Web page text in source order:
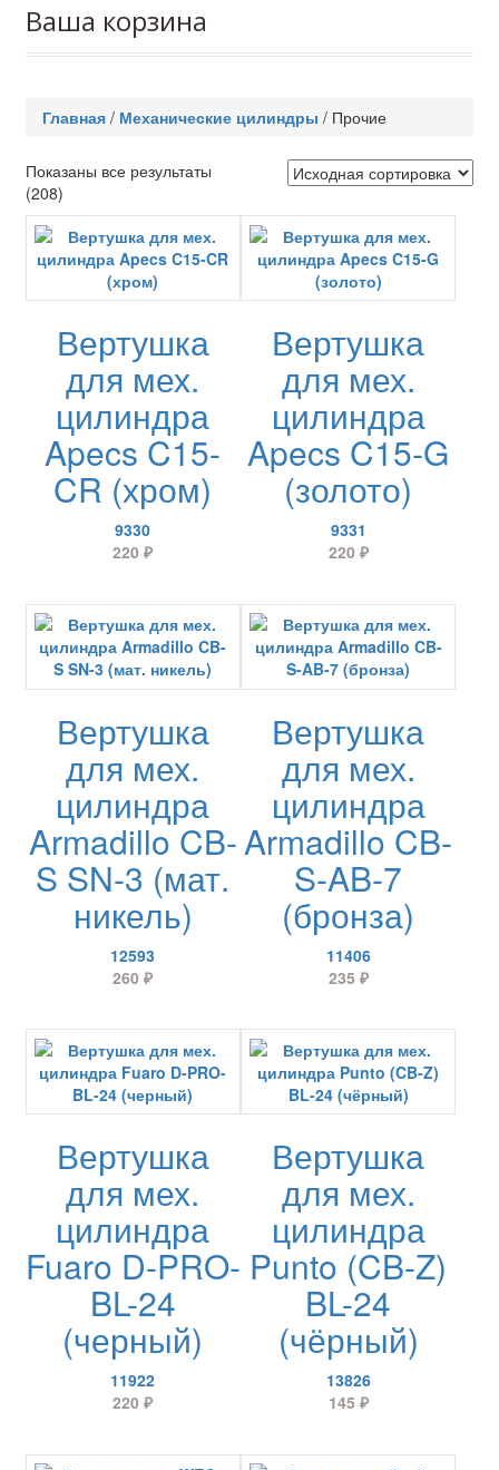
Ваша корзина
Главная / Механические цилиндры / Прочие
Показаны все результаты
(208)
Вертушка
для мех.
цилиндра
Apecs C15-
CR (хром)
9330
220₽
Вертушка
для мех.
цилиндра
Apecs C15-G
(золото)
9331
220 ₽
Вертушка
для мех.
цилиндра
Armadillo CB-
S SN-3 (мат.
никель)
12593
260₽
Вертушка
для мех.
цилиндра
Armadillo CB-
S-AB-7
(бронза)
11406
235 ₽
Вертушка
для мех.
цилиндра
Fuaro D-PRO-
BL-24
(черный)
11922
220₽
Вертушка
для мех.
цилиндра
Punto (CB-Z)
BL-24
(чёрный)
13826
145 ₽